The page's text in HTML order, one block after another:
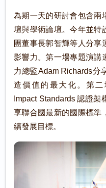
為期一天的研討會包含兩
壇與學術論壇。今年並特
團董事長郭智輝等人分享
影響力。第一場專題演講
力總監Adam Richards分
造價值的最大化。第二
Impact Standards 認證
享聯合國最新的國際標準
續發展目標。